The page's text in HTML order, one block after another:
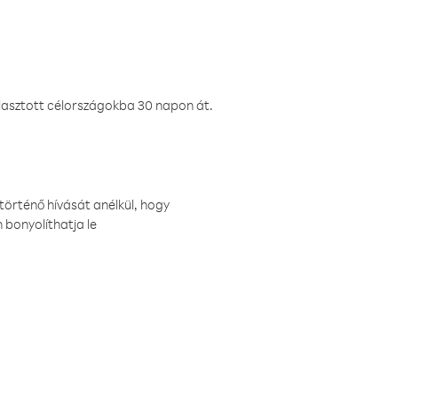
célországokba 30 napon át.
hívását anélkül, hogy
bonyolíthatja le